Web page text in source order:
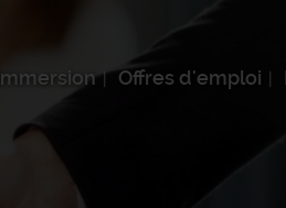
Immersion Offres d'emploi